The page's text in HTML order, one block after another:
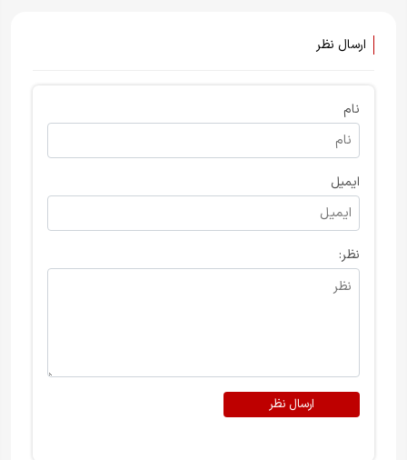
ارسال نظر
نام
ایمیل
نظر:
ارسال نظر